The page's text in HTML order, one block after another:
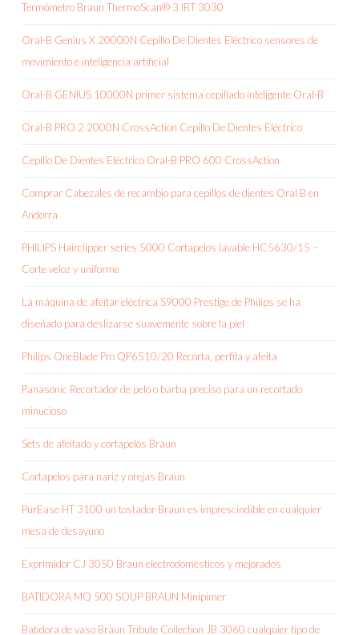
Termómetro Braun ThermoScan® 3 IRT 3030
Oral-B Genius X 20000N Cepillo De Dientes Eléctrico sensores de
movimiento e inteligencia artificial
Oral-B GENIUS 10000N primer sistema cepillado inteligente Oral-B
Oral-B PRO 2 2000N CrossAction Cepillo De Dientes Eléctrico
Cepillo De Dientes Eléctrico Oral-B PRO 600 CrossAction
Comprar Cabezales de recambio para cepillos de dientes Oral B en
Andorra
PHILIPS Hairclipper series 5000 Cortapelos lavable HC5630/15 –
Corte veloz y uniforme
La máquina de afeitar eléctrica S9000 Prestige de Philips se ha
diseñado para deslizarse suavemente sobre la piel
Philips OneBlade Pro QP6510/20 Recorta, perfila y afeita
Panasonic Recortador de pelo o barba preciso para un recortado
minucioso
Sets de afeitado y cortapelos Braun
Cortapelos para nariz y orejas Braun
PurEase HT 3100 un tostador Braun es imprescindible en cualquier
mesa de desayuno
Exprimidor CJ 3050 Braun electrodomésticos y mejorados
BATIDORA MQ 500 SOUP BRAUN Minipimer
Batidora de vaso Braun Tribute Collection JB 3060 cualquier tipo de